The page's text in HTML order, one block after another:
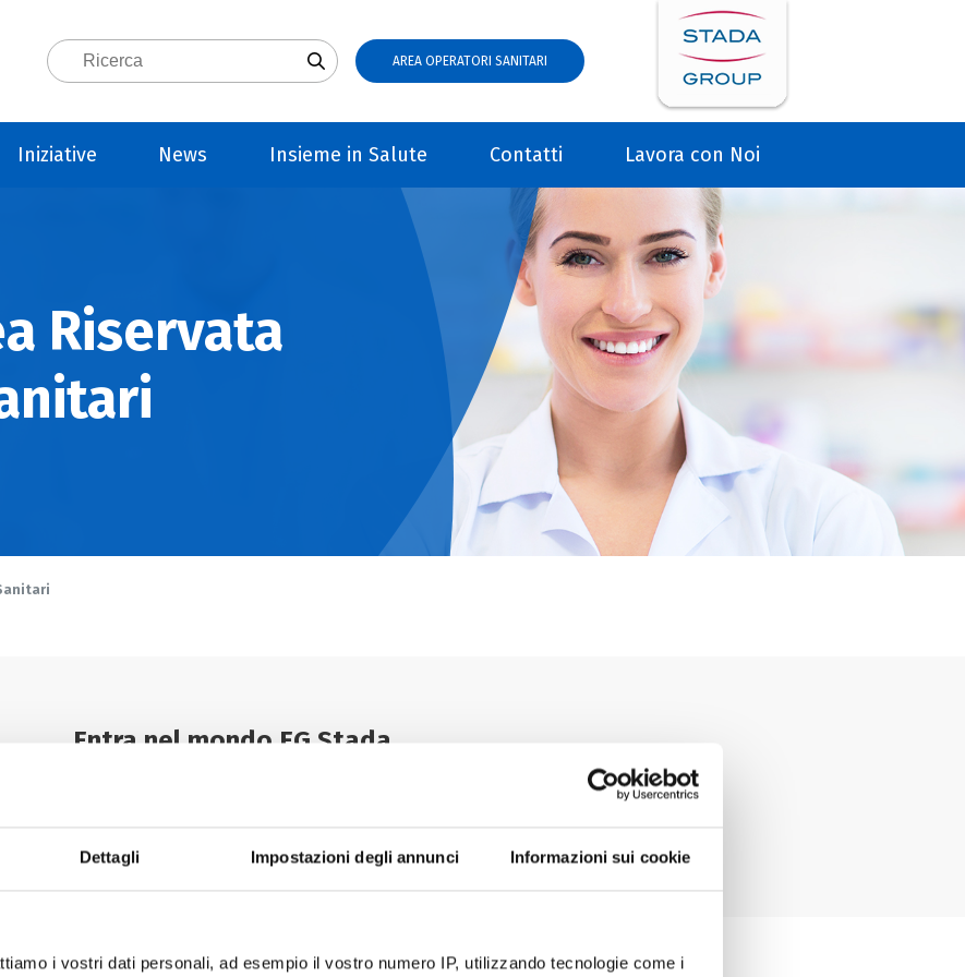
Dettagli Impostazioni degli annunci Informazioni sui cookie
i vostri dati personali, ad esempio il vostro numero IP, utilizzando tecnologie come i
AREA OPERATORI SANITARI
Iniziative News Insieme in Salute Contatti Lavora con Noi
Riservata
Entra nel mondo EG Stada
rivolti agli Operatori Sanitari è necessario accedere con le proprie credenziali o